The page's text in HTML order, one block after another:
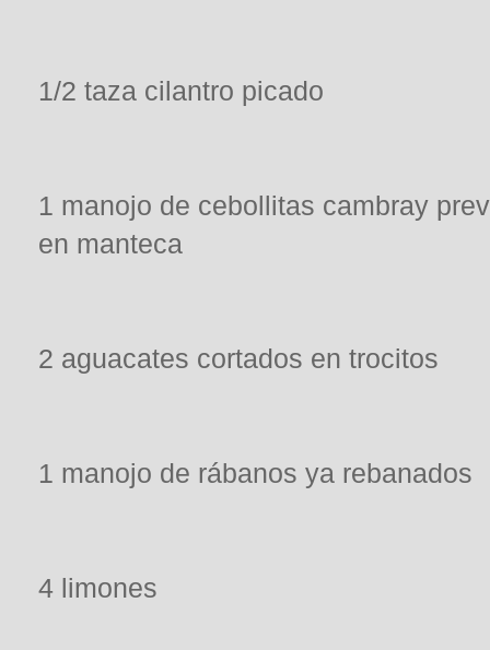
1/2 taza cilantro picado
1 manojo de cebollitas cambray
en manteca
2 aguacates cortados en trocitos
1 manojo de rábanos ya rebanados
4 limones